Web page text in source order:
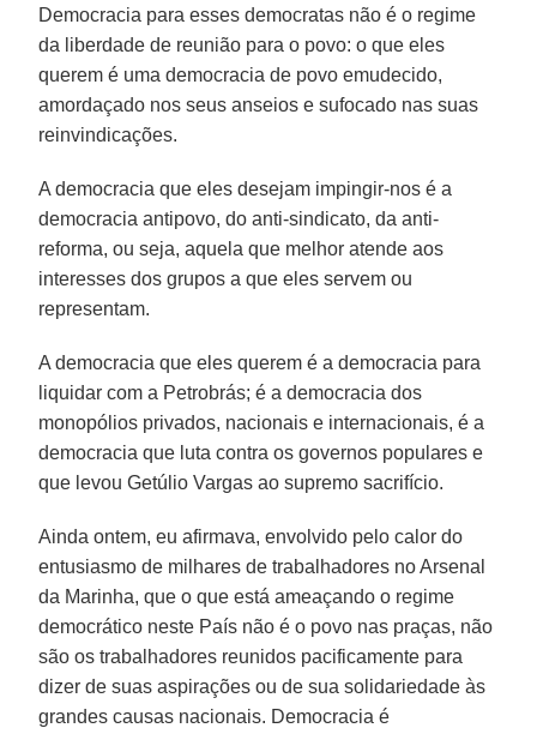
Democracia para esses democratas não é o regime
da liberdade de reunião para o povo: o que eles
querem é uma democracia de povo emudecido,
amordaçado nos seus anseios e sufocado nas suas
reinvindicações.
A democracia que eles desejam impingir-nos é a
democracia antipovo, do anti-sindicato, da anti-
reforma, ou seja, aquela que melhor atende aos
interesses dos grupos a que eles servem ou
representam.
A democracia que eles querem é a democracia para
liquidar com a Petrobrás; é a democracia dos
monopólios privados, nacionais e internacionais, é a
democracia que luta contra os governos populares e
que levou Getúlio Vargas ao supremo sacrifício.
Ainda ontem, eu afirmava, envolvido pelo calor do
entusiasmo de milhares de trabalhadores no Arsenal
da Marinha, que o que está ameaçando o regime
democrático neste País não é o povo nas praças, não
são os trabalhadores reunidos pacificamente para
dizer de suas aspirações ou de sua solidariedade às
grandes causas nacionais. Democracia é